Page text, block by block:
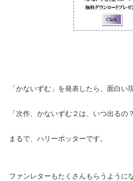
「かないずむ」を発表したら、面白い
「次作、かないずむ２は、いつ出るの
まるで、ハリーポッターです。
ファンレターもたくさんもらうように